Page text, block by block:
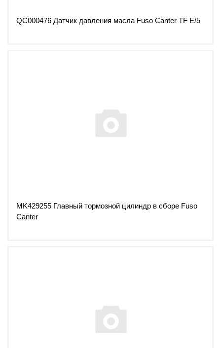
QC000476 Датчик давления масла Fuso Canter TF E/5
MK429255 Главный тормозной цилиндр в сборе Fuso
Canter